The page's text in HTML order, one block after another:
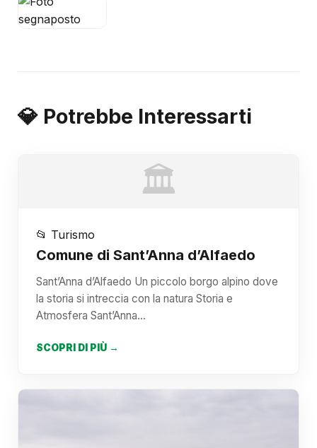
💎 Potrebbe Interessarti
🏛️
📂 Turismo
Comune di Sant’Anna d’Alfaedo
Sant’Anna d’Alfaedo Un piccolo borgo alpino dove
la storia si intreccia con la natura Storia e
Atmosfera Sant’Anna…
SCOPRI DI PIÙ →